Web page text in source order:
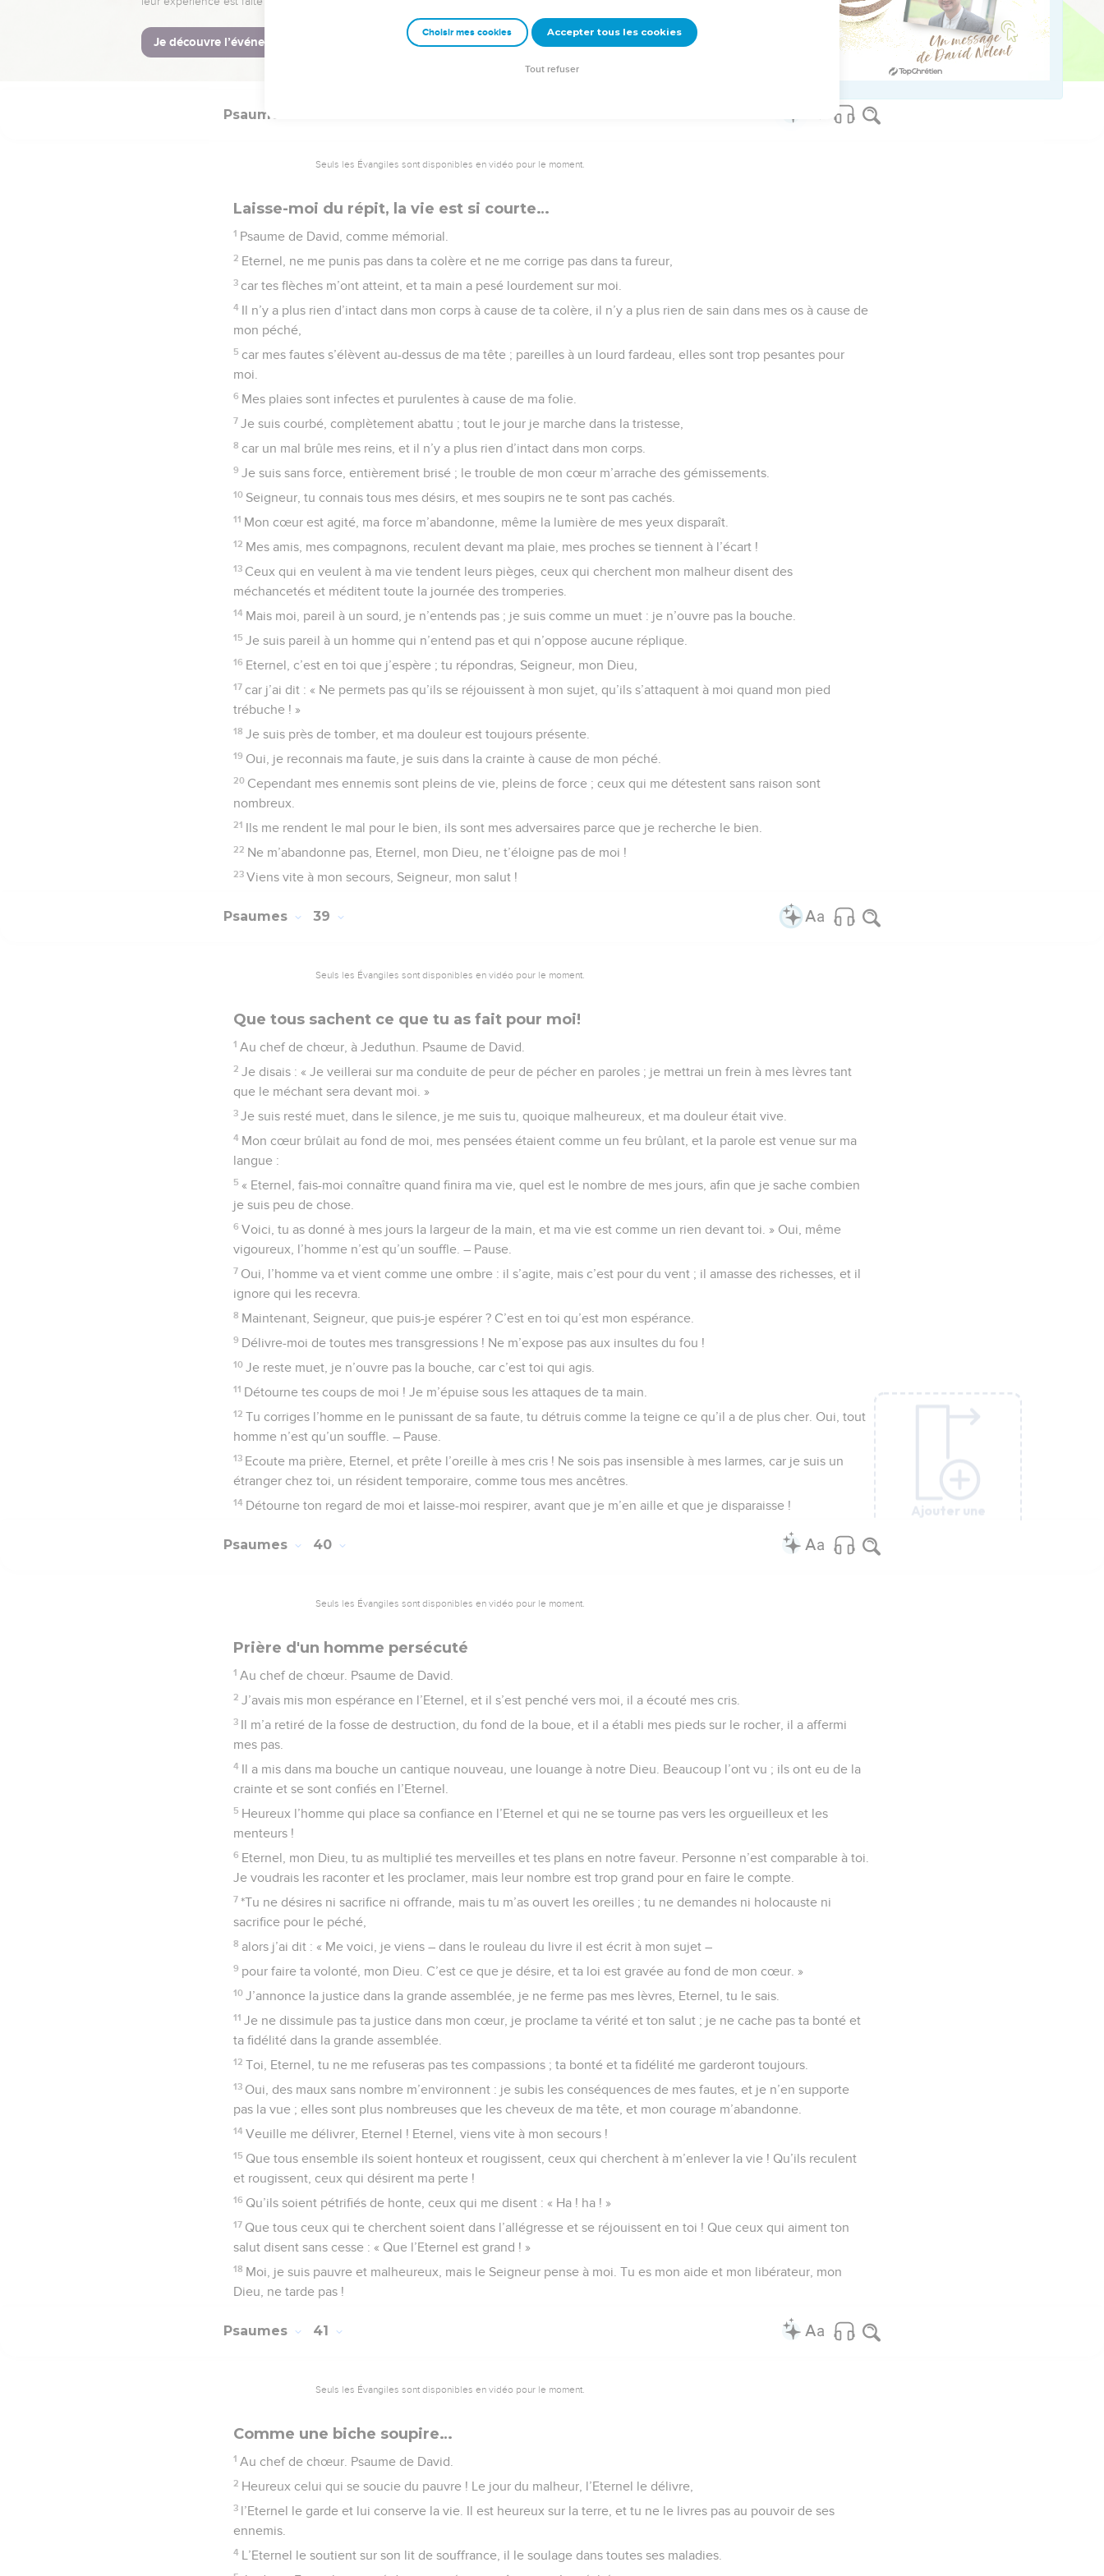
Le salut des justes vient de l’Eternel : il est leur forteresse dans les moments de détresse.
40 L’Eternel les secourt et les délivre, il les délivre des méchants et les sauve, parce qu’ils cherchent refuge en
Ajouter une
Psaumes
Seuls les Évangiles sont disponibles en vidéo pour le moment.
Laisse-moi du répit, la vie est si courte…
1 Psaume de David, comme mémorial.
2 Eternel, ne me punis pas dans ta colère et ne me corrige pas dans ta fureur,
3 car tes flèches m’ont atteint, et ta main a pesé lourdement sur moi.
4 Il n’y a plus rien d’intact dans mon corps à cause de ta colère, il n’y a plus rien de sain dans mes os à cause de
mon péché,
5 car mes fautes s’élèvent au-dessus de ma tête ; pareilles à un lourd fardeau, elles sont trop pesantes pour
moi.
6 Mes plaies sont infectes et purulentes à cause de ma folie.
7 Je suis courbé, complètement abattu ; tout le jour je marche dans la tristesse,
8 car un mal brûle mes reins, et il n’y a plus rien d’intact dans mon corps.
9 Je suis sans force, entièrement brisé ; le trouble de mon cœur m’arrache des gémissements.
10 Seigneur, tu connais tous mes désirs, et mes soupirs ne te sont pas cachés.
11 Mon cœur est agité, ma force m’abandonne, même la lumière de mes yeux disparaît.
12 Mes amis, mes compagnons, reculent devant ma plaie, mes proches se tiennent à l’écart !
13 Ceux qui en veulent à ma vie tendent leurs pièges, ceux qui cherchent mon malheur disent des
méchancetés et méditent toute la journée des tromperies.
14 Mais moi, pareil à un sourd, je n’entends pas ; je suis comme un muet : je n’ouvre pas la bouche.
15 Je suis pareil à un homme qui n’entend pas et qui n’oppose aucune réplique.
16 Eternel, c’est en toi que j’espère ; tu répondras, Seigneur, mon Dieu,
17 car j’ai dit : « Ne permets pas qu’ils se réjouissent à mon sujet, qu’ils s’attaquent à moi quand mon pied
trébuche ! »
18 Je suis près de tomber, et ma douleur est toujours présente.
19 Oui, je reconnais ma faute, je suis dans la crainte à cause de mon péché.
20 Cependant mes ennemis sont pleins de vie, pleins de force ; ceux qui me détestent sans raison sont
nombreux.
21 Ils me rendent le mal pour le bien, ils sont mes adversaires parce que je recherche le bien.
22 Ne m’abandonne pas, Eternel, mon Dieu, ne t’éloigne pas de moi !
23 Viens vite à mon secours, Seigneur, mon salut !
Ajouter une
Psaumes 39
Seuls les Évangiles sont disponibles en vidéo pour le moment.
Que tous sachent ce que tu as fait pour moi!
1 Au chef de chœur, à Jeduthun. Psaume de David.
2 Je disais : « Je veillerai sur ma conduite de peur de pécher en paroles ; je mettrai un frein à mes lèvres tant
que le méchant sera devant moi. »
3 Je suis resté muet, dans le silence, je me suis tu, quoique malheureux, et ma douleur était vive.
4 Mon cœur brûlait au fond de moi, mes pensées étaient comme un feu brûlant, et la parole est venue sur ma
langue :
5 « Eternel, fais-moi connaître quand finira ma vie, quel est le nombre de mes jours, afin que je sache combien
je suis peu de chose.
6 Voici, tu as donné à mes jours la largeur de la main, et ma vie est comme un rien devant toi. » Oui, même
vigoureux, l’homme n’est qu’un souffle. – Pause.
7 Oui, l’homme va et vient comme une ombre : il s’agite, mais c’est pour du vent ; il amasse des richesses, et il
ignore qui les recevra.
8 Maintenant, Seigneur, que puis-je espérer ? C’est en toi qu’est mon espérance.
9 Délivre-moi de toutes mes transgressions ! Ne m’expose pas aux insultes du fou !
10 Je reste muet, je n’ouvre pas la bouche, car c’est toi qui agis.
11 Détourne tes coups de moi ! Je m’épuise sous les attaques de ta main.
12 Tu corriges l’homme en le punissant de sa faute, tu détruis comme la teigne ce qu’il a de plus cher. Oui, tout
homme n’est qu’un souffle. – Pause.
13 Ecoute ma prière, Eternel, et prête l’oreille à mes cris ! Ne sois pas insensible à mes larmes, car je suis un
étranger chez toi, un résident temporaire, comme tous mes ancêtres.
14 Détourne ton regard de moi et laisse-moi respirer, avant que je m’en aille et que je disparaisse !
Ajouter une
Psaumes 40
Seuls les Évangiles sont disponibles en vidéo pour le moment.
Prière d'un homme persécuté
1 Au chef de chœur. Psaume de David.
2 J’avais mis mon espérance en l’Eternel, et il s’est penché vers moi, il a écouté mes cris.
3 Il m’a retiré de la fosse de destruction, du fond de la boue, et il a établi mes pieds sur le rocher, il a affermi
mes pas.
4 Il a mis dans ma bouche un cantique nouveau, une louange à notre Dieu. Beaucoup l’ont vu ; ils ont eu de la
crainte et se sont confiés en l’Eternel.
5 Heureux l’homme qui place sa confiance en l’Eternel et qui ne se tourne pas vers les orgueilleux et les
menteurs !
6 Eternel, mon Dieu, tu as multiplié tes merveilles et tes plans en notre faveur. Personne n’est comparable à toi.
Je voudrais les raconter et les proclamer, mais leur nombre est trop grand pour en faire le compte.
7 *Tu ne désires ni sacrifice ni offrande, mais tu m’as ouvert les oreilles ; tu ne demandes ni holocauste ni
sacrifice pour le péché,
8 alors j’ai dit : « Me voici, je viens – dans le rouleau du livre il est écrit à mon sujet –
9 pour faire ta volonté, mon Dieu. C’est ce que je désire, et ta loi est gravée au fond de mon cœur. »
10 J’annonce la justice dans la grande assemblée, je ne ferme pas mes lèvres, Eternel, tu le sais.
11 Je ne dissimule pas ta justice dans mon cœur, je proclame ta vérité et ton salut ; je ne cache pas ta bonté et
ta fidélité dans la grande assemblée.
12 Toi, Eternel, tu ne me refuseras pas tes compassions ; ta bonté et ta fidélité me garderont toujours.
13 Oui, des maux sans nombre m’environnent : je subis les conséquences de mes fautes, et je n’en supporte
pas la vue ; elles sont plus nombreuses que les cheveux de ma tête, et mon courage m’abandonne.
14 Veuille me délivrer, Eternel ! Eternel, viens vite à mon secours !
15 Que tous ensemble ils soient honteux et rougissent, ceux qui cherchent à m’enlever la vie ! Qu’ils reculent
et rougissent, ceux qui désirent ma perte !
16 Qu’ils soient pétrifiés de honte, ceux qui me disent : « Ha ! ha ! »
17 Que tous ceux qui te cherchent soient dans l’allégresse et se réjouissent en toi ! Que ceux qui aiment ton
salut disent sans cesse : « Que l’Eternel est grand ! »
18 Moi, je suis pauvre et malheureux, mais le Seigneur pense à moi. Tu es mon aide et mon libérateur, mon
Dieu, ne tarde pas !
Ajouter une
Psaumes 41
Seuls les Évangiles sont disponibles en vidéo pour le moment.
Comme une biche soupire…
1 Au chef de chœur. Psaume de David.
2 Heureux celui qui se soucie du pauvre ! Le jour du malheur, l’Eternel le délivre,
3 l’Eternel le garde et lui conserve la vie. Il est heureux sur la terre, et tu ne le livres pas au pouvoir de ses
ennemis.
4 L’Eternel le soutient sur son lit de souffrance, il le soulage dans toutes ses maladies.
Ajouter une
Ajouter une
Ajouter une
Ajouter une
Choisir mes cookies Accepter tous les cookies
Tout refuser